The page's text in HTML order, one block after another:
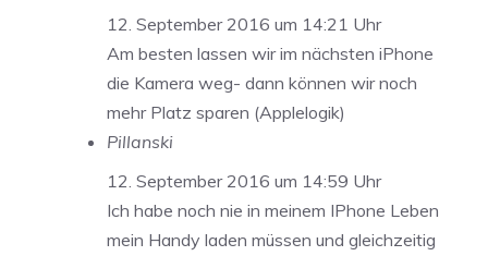
12. September 2016 um 14:21 Uhr
Am besten lassen wir im nächsten iPhone
die Kamera weg- dann können wir noch
mehr Platz sparen (Applelogik)
Pillanski
12. September 2016 um 14:59 Uhr
Ich habe noch nie in meinem IPhone Leben
mein Handy laden müssen und gleichzeitig